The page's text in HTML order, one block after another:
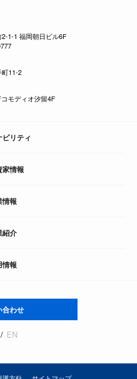
1-1 福岡朝日ビル6F
町11-2
モディオ汐留4F
リティ
家情報
情報
紹介
情報
合わせ
EN